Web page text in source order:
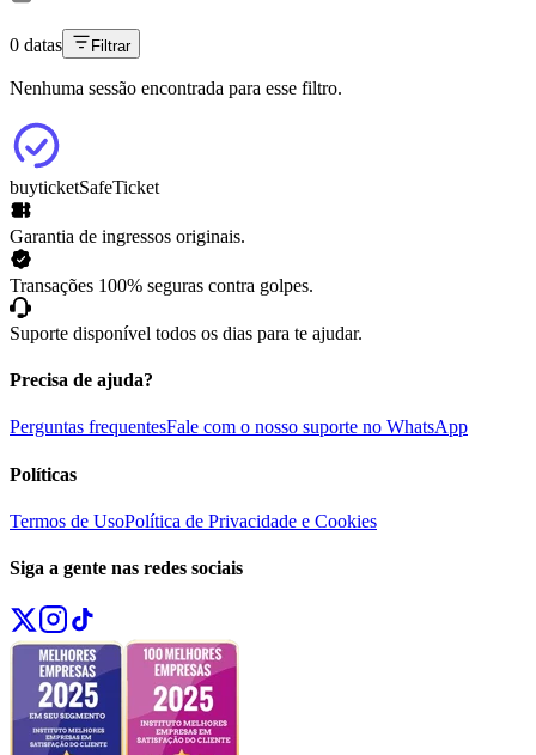
0 datas Filtrar
Nenhuma sessão encontrada para esse filtro.
buyticketSafeTicket
Garantia de ingressos originais.
Transações 100% seguras contra golpes.
Suporte disponível todos os dias para te ajudar.
Precisa de ajuda?
Perguntas frequentesFale com o nosso suporte no WhatsApp
Políticas
Termos de UsoPolítica de Privacidade e Cookies
Siga a gente nas redes sociais